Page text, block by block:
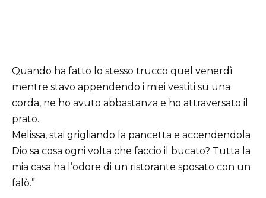
Quando ha fatto lo stesso trucco quel venerdì
mentre stavo appendendo i miei vestiti su una
corda, ne ho avuto abbastanza e ho attraversato il
prato.
Melissa, stai grigliando la pancetta e accendendola
Dio sa cosa ogni volta che faccio il bucato? Tutta la
mia casa ha l’odore di un ristorante sposato con un
falò.”